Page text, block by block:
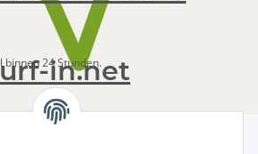
in.net
binnen 24 Stunden.